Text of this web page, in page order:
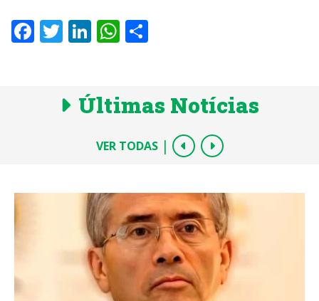
Facebook
TwitterLinkedInWhatsApp
Últimas Notícias
VER TODAS |